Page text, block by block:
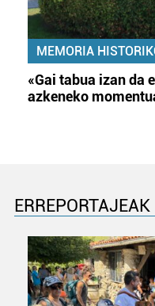
MEMORIA
«Gai tabua izan da
azkeneko
ERREPORTAJEAK